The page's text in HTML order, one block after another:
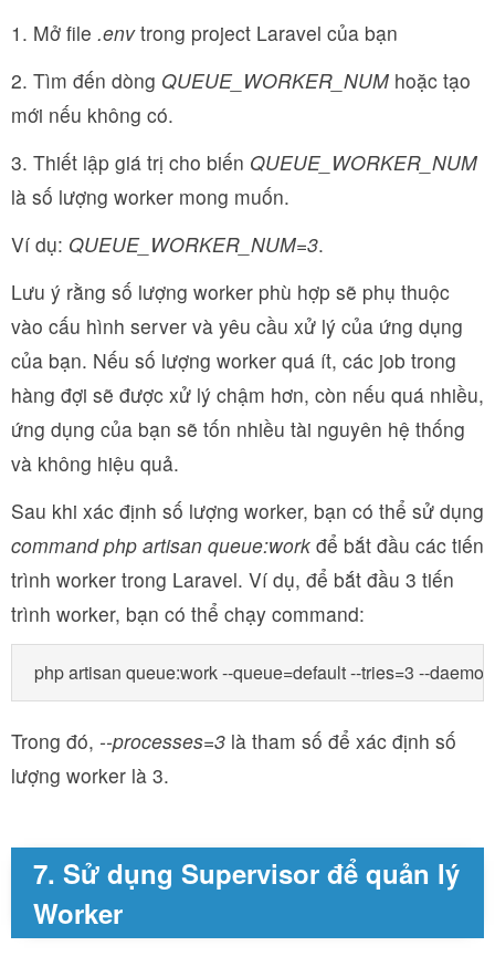
1. Mở file .envtrong project Laravel của bạn
2. Tìm đến dòng QUEUE_WORKER_NUM hoặc tạo
mới nếu không có.
3. Thiết lập giá trị cho biến QUEUE_WORKER_NUM
là số lượng worker mong muốn.
Ví dụ: QUEUE_WORKER_NUM=3.
Lưu ý rằng số lượng worker phù hợp sẽ phụ thuộc
vào cấu hình server và yêu cầu xử lý của ứng dụng
của bạn. Nếu số lượng worker quá ít, các job trong
hàng đợi sẽ được xử lý chậm hơn, còn nếu quá nhiều,
ứng dụng của bạn sẽ tốn nhiều tài nguyên hệ thống
và không hiệu quả.
Sau khi xác định số lượng worker, bạn có thể sử dụng
command php artisan queue:work để bắt đầu các tiến
trình worker trong Laravel. Ví dụ, để bắt đầu 3 tiến
trình worker, bạn có thể chạy command:
Trong đó, --processes=3 là tham số để xác định số
lượng worker là 3.
7. Sử dụng Supervisor để quản lý
Worker